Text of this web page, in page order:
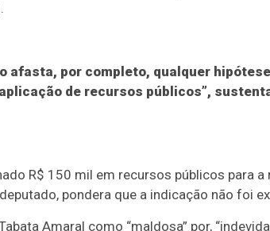
afasta, por completo, qualquer
de recursos públicos”,
R$ 150 mil em recursos públicos para a
pondera que a indicação não foi
Amaral como “maldosa” por,